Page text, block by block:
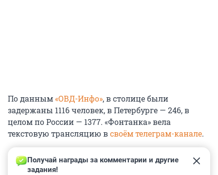
По данным«ОВД-Инфо», в столице были
задержаны 1116 человек, в Петербурге — 246, в
целом по России — 1377. «Фонтанка» вела
текстовую трансляцию всвоём телеграм-канале.
Получай награды за комментарии и другие
задания!